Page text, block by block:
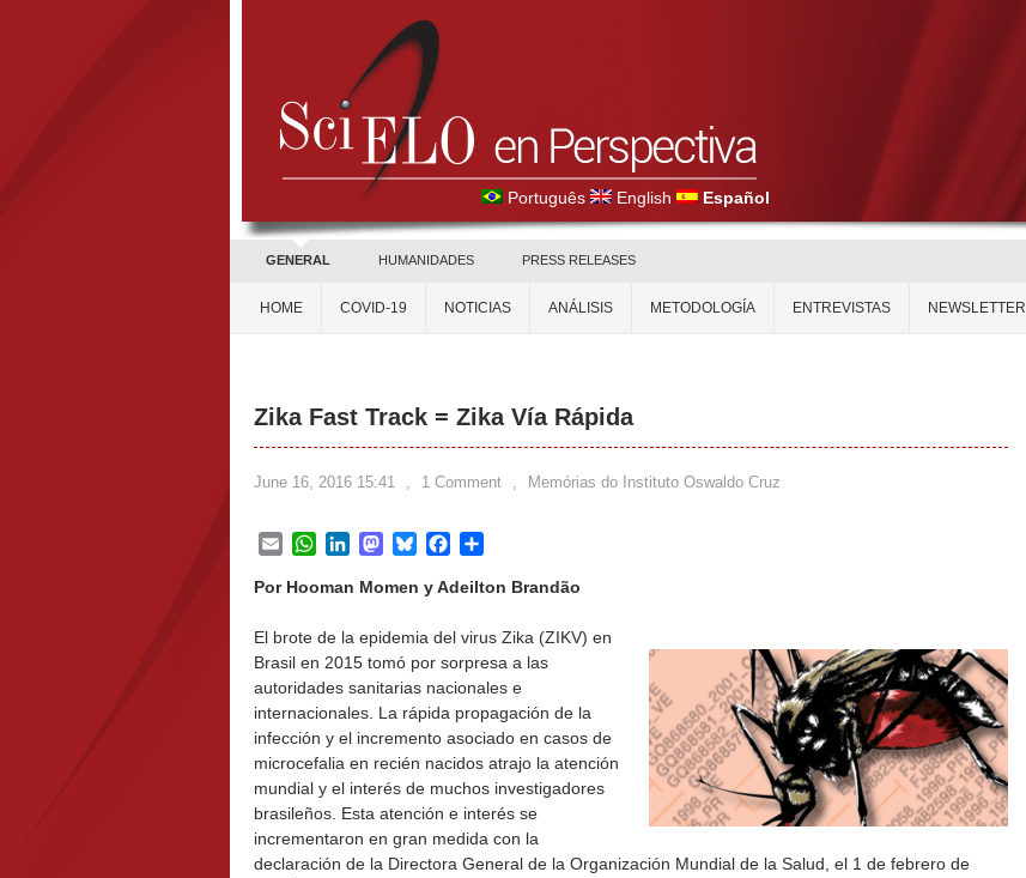
Português English Español
GENERAL HUMANIDADES PRESS RELEASES
HOME COVID-19 NOTICIAS ANÁLISIS METODOLOGÍA ENTREVISTAS NEWSLETTER
Zika Fast Track = Zika Vía Rápida
June 16, 2016 15:41 , 1 Comment , Memórias do Instituto Oswaldo Cruz
EmailWhatsApp
LinkedInMastodon
BlueskyFacebook
Por Hooman Momen y Adeilton Brandão
El brote de la epidemia del virus Zika (ZIKV) en
Brasil en 2015 tomó por sorpresa a las
autoridades sanitarias nacionales e
internacionales. La rápida propagación de la
infección y el incremento asociado en casos de
microcefalia en recién nacidos atrajo la atención
mundial y el interés de muchos investigadores
brasileños. Esta atención e interés se
incrementaron en gran medida con la
declaración de la Directora General de la Organización Mundial de la Salud, el 1 de febrero de